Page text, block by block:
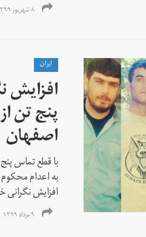
۸ شهریور ۱۳۹۹
ايران
افزایش
پنج تن
اصفهان
به اعدام
افزایش نگرانی
۹ مرداد ۱۳۹۹